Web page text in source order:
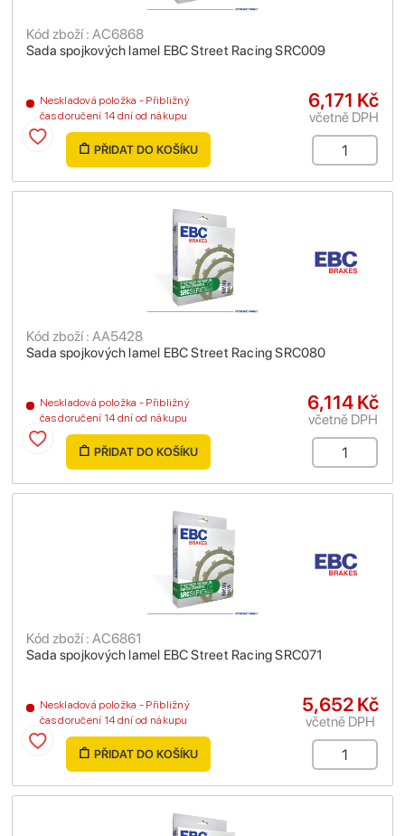
Sada spojkových lamel EBC Street Racing SRC009
Kód zboží : AC6868
Neskladová položka - Přibližný
čas doručení 14 dní od nákupu
6,171 Kč
včetně DPH
PŘIDAT DO KOŠÍKU
Sada spojkových lamel EBC Street Racing SRC080
Kód zboží : AA5428
Neskladová položka - Přibližný
čas doručení 14 dní od nákupu
6,114 Kč
včetně DPH
PŘIDAT DO KOŠÍKU
Sada spojkových lamel EBC Street Racing SRC071
Kód zboží : AC6861
Neskladová položka - Přibližný
čas doručení 14 dní od nákupu
5,652 Kč
včetně DPH
PŘIDAT DO KOŠÍKU